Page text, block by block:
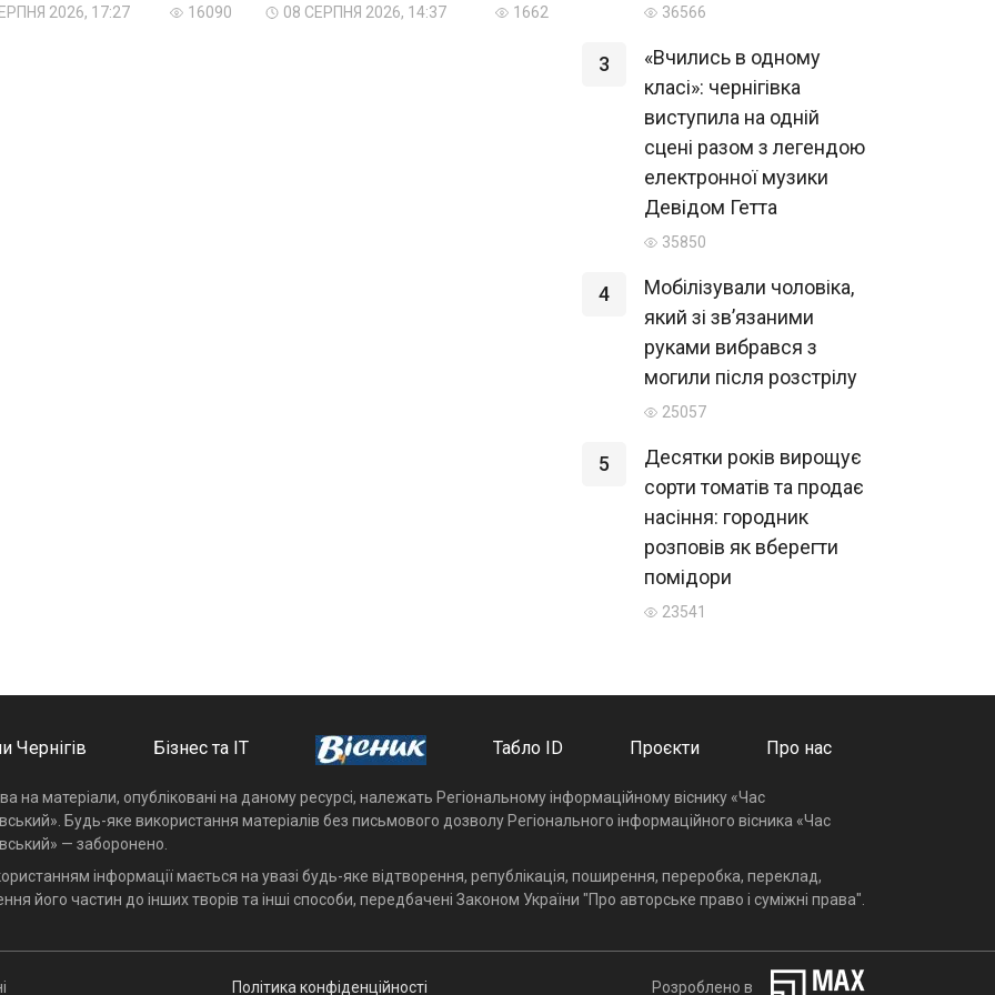
2026, 17:27 16090 08 СЕРПНЯ 2026, 14:37 1662 36566
3
«Вчились в одному
класі»: чернігівка
виступила на одній
сцені разом з легендою
електронної музики
Девідом Гетта
35850
4
Мобілізували чоловіка,
який зі зв’язаними
руками вибрався з
могили після розстрілу
25057
5
Десятки років вирощує
сорти томатів та продає
насіння: городник
розповів як вберегти
помідори
23541
Чернігів Бізнес та ІТ Табло ID Проєкти Про нас
на матеріали, опубліковані на даному ресурсі, належать Регіональному інформаційному віснику «Час
Будь-яке використання матеріалів без письмового дозволу Регіонального інформаційного вісника «Час
— заборонено.
інформації мається на увазі будь-яке відтворення, републікація, поширення, переробка, переклад,
його частин до інших творів та інші способи, передбачені Законом України "Про авторське право і суміжні права".
Політика конфіденційності Розроблено в